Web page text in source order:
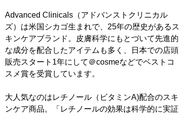
Advanced Clinicals（アドバンストクリニカル
ズ）は米国シカゴ生まれで、25年の歴史があるス
キンケアブランド。皮膚科学にもとづいて先進的
な成分を配合したアイテムも多く、日本での店頭
販売スタート1年にして＠cosmeなどでベストコ
スメ賞を受賞しています。
大人気なのはレチノール（ビタミンA)配合のスキ
ンケア商品。「レチノールの効果は科学的に実証